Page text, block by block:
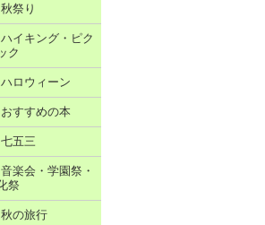
祭り
イキング・ピク
ク
ロウィーン
すすめの本
五三
楽会・学園祭・
祭
の旅行